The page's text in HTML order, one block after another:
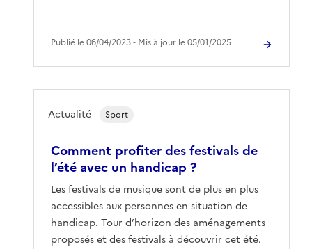
Publié le 06/04/2023 ‐ Mis à jour le 05/01/2025
Comment profiter des festivals de
l’été avec un handicap ?
Les festivals de musique sont de plus en plus
accessibles aux personnes en situation de
handicap. Tour d’horizon des aménagements
proposés et des festivals à découvrir cet été.
Actualité Sport